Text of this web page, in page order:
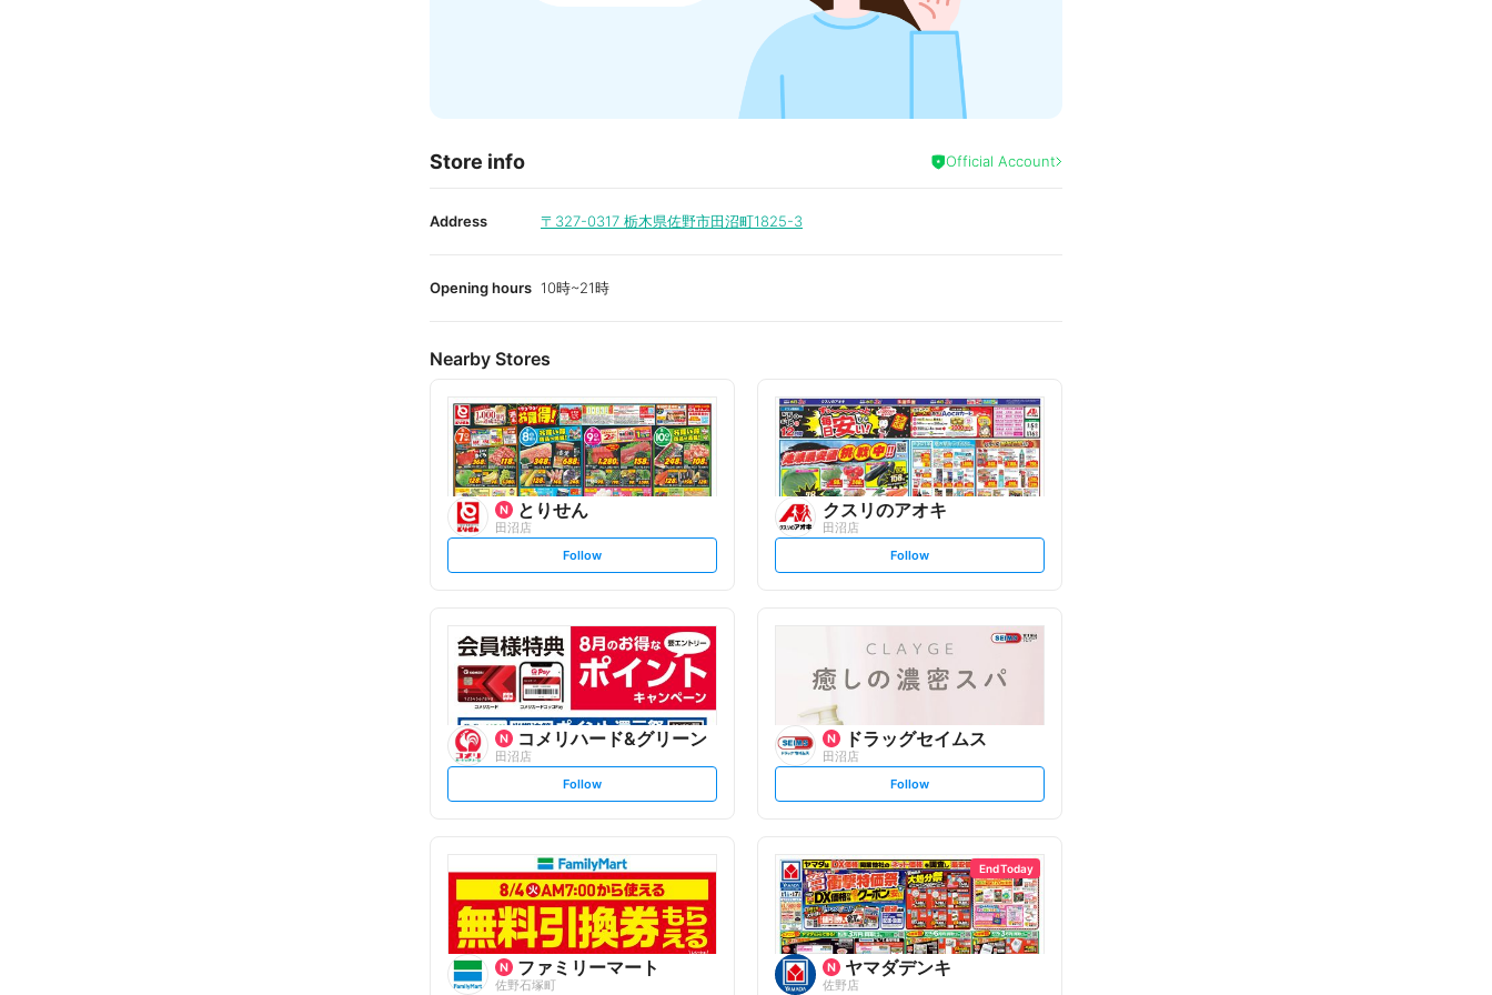
Store info Official Account
Address 〒327-0317 栃木県佐野市田沼町1825-3
Opening hours 10時~21時
Nearby Stores
とりせん
田沼店
s
t
o
w
Follow
クスリのアオキ
田沼店
s
t
l
w
Follow
コメリハード&グリーン
田沼店
s
t
l
o
w
Follow
ドラッグセイムス
田沼店
s
t
l
o
w
Follow
ファミリーマート
佐野石塚町
End Today
ヤマダデンキ
佐野店